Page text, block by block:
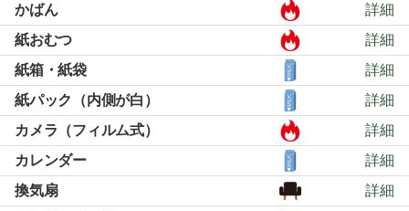
かばん
詳細
紙おむつ
詳細
紙箱・紙袋
詳細
紙パック（内側が白）
詳細
カメラ（フィルム式）
詳細
カレンダー
詳細
換気扇
詳細